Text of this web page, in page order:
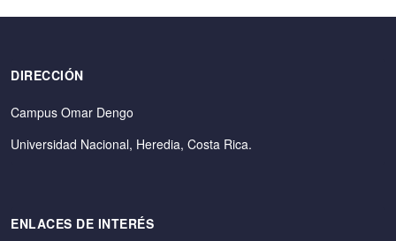
DIRECCIÓN
Campus Omar Dengo
Universidad Nacional, Heredia, Costa Rica.
ENLACES DE INTERÉS